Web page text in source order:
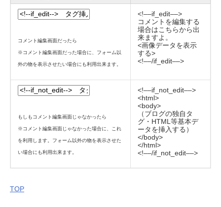
コメント編集画面だったら
※コメント編集画面だった場合に、フォーム以
外の物を表示させたい場合にも利用出来ます。
<!––if_edit––>
コメントを編集する
場合はこちらから出
来ますよ。
<画像データを表示
する>
<!––/if_edit––>
もしもコメント編集画面じゃなかったら
※コメント編集画面じゃなかった場合に、これ
を利用します。フォーム以外の物を表示させた
い場合にも利用出来ます。
<!––if_not_edit––>
<html>
<body>
（ブログの独自タ
グ・HTML等基本デ
ータを挿入する）
</body>
</html>
<!––/if_not_edit––>
TOP